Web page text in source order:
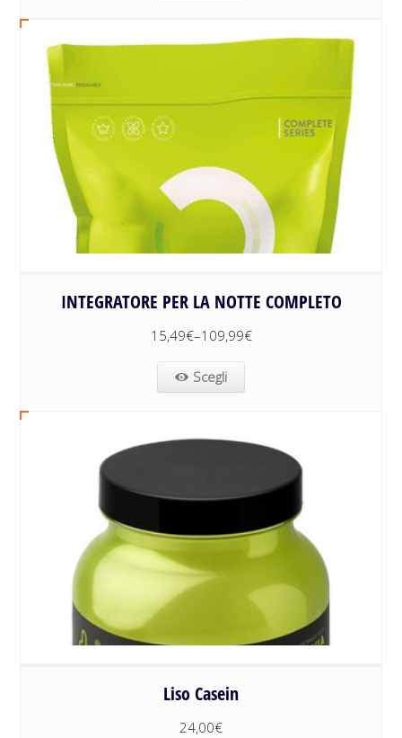
INTEGRATORE PER LA NOTTE COMPLETO
15,49€–109,99€
Scegli
Liso Casein
24,00€